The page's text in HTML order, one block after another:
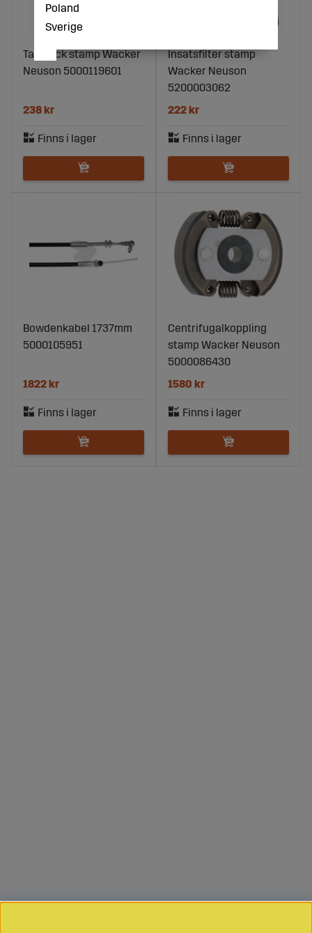
Tanklock stamp Wacker
Neuson 5000119601
238 kr
Insatsfilter stamp
Wacker Neuson
5200003062
222 kr
Bowdenkabel 1737mm
5000105951
1822 kr
Centrifugalkoppling
stamp Wacker Neuson
5000086430
1580 kr
Poland
Sverige